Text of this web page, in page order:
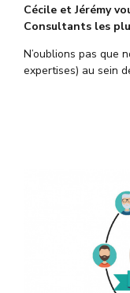
Cécile et Jérémy
Consultants les
N’oublions pas que
expertises) au sein